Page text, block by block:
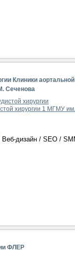
Клиники
Сеченова
хирургии
хирургии 1 МГМУ им.
Веб-дизайн / SEO /
ФЛЕР